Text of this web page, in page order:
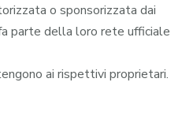
o sponsorizzata dai
parte della loro rete ufficiale
ai rispettivi proprietari.